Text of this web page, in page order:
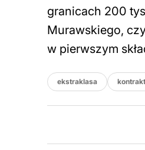
granicach 200
Murawskiego,
w pierwszym
ekstraklasa kontrakt